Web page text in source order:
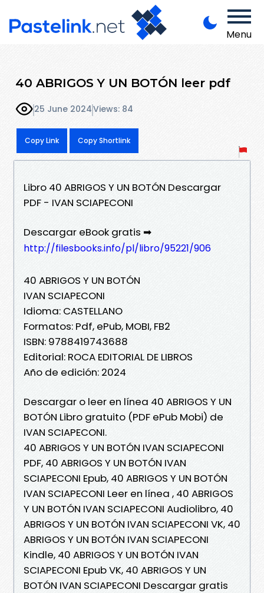
Menu
40 ABRIGOS Y UN BOTÓN leer pdf
25 June 2024Views: 84
Copy Link Copy Shortlink
Libro 40 ABRIGOS Y UN BOTÓN Descargar
PDF - IVAN SCIAPECONI
Descargar eBook gratis ➡
http://filesbooks.info/pl/libro/95221/906
40 ABRIGOS Y UN BOTÓN
IVAN SCIAPECONI
Idioma: CASTELLANO
Formatos: Pdf, ePub, MOBI, FB2
ISBN: 9788419743688
Editorial: ROCA EDITORIAL DE LIBROS
Año de edición: 2024
Descargar o leer en línea 40 ABRIGOS Y UN
BOTÓN Libro gratuito (PDF ePub Mobi) de
IVAN SCIAPECONI.
40 ABRIGOS Y UN BOTÓN IVAN SCIAPECONI
PDF, 40 ABRIGOS Y UN BOTÓN IVAN
SCIAPECONI Epub, 40 ABRIGOS Y UN BOTÓN
IVAN SCIAPECONI Leer en línea , 40 ABRIGOS
Y UN BOTÓN IVAN SCIAPECONI Audiolibro, 40
ABRIGOS Y UN BOTÓN IVAN SCIAPECONI VK, 40
ABRIGOS Y UN BOTÓN IVAN SCIAPECONI
Kindle, 40 ABRIGOS Y UN BOTÓN IVAN
SCIAPECONI Epub VK, 40 ABRIGOS Y UN
BOTÓN IVAN SCIAPECONI Descargar gratis